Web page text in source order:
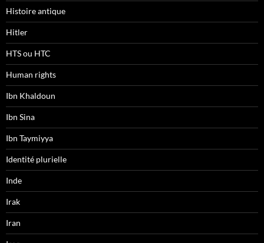
Histoire antique
Hitler
HTS ou HTC
Human rights
Ibn Khaldoun
Ibn Sina
Ibn Taymiyya
Identité plurielle
Inde
Irak
Iran